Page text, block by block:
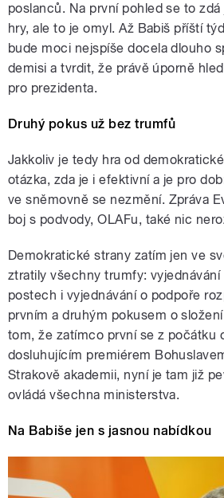
poslanců. Na první pohled se to
hry, ale to je omyl. Až Babiš příští
bude moci nejspíše docela dlouho
demisi a tvrdit, že právě úporně
pro prezidenta.
Druhý pokus už bez trumfů
Jakkoliv je tedy hra od
otázka, zda je i efektivní a je pro
ve sněmovně se nezmění. Zpráva
boj s podvody, OLAFu, také nic
Demokratické strany zatím jen ve
ztratily všechny trumfy:
postech i vyjednávání o podpoře
prvním a druhým pokusem o
tom, že zatímco první se z počátku
dosluhujícím premiérem
Strakově akademii, nyní je tam již
ovládá všechna ministerstva.
Na Babiše jen s jasnou nabídkou